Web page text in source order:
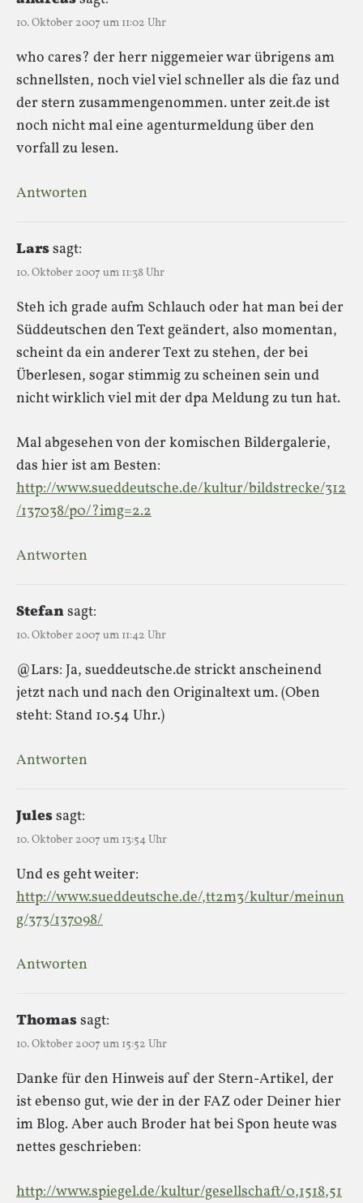
10. Oktober 2007 um 11:02 Uhr
who cares? der herr niggemeier war übrigens am
schnellsten, noch viel viel schneller als die faz und
der stern zusammengenommen. unter zeit.de ist
noch nicht mal eine agenturmeldung über den
vorfall zu lesen.
Antworten
Larssagt:
10. Oktober 2007 um 11:38 Uhr
Steh ich grade aufm Schlauch oder hat man bei der
Süddeutschen den Text geändert, also momentan,
scheint da ein anderer Text zu stehen, der bei
Überlesen, sogar stimmig zu scheinen sein und
nicht wirklich viel mit der dpa Meldung zu tun hat.
Mal abgesehen von der komischen Bildergalerie,
das hier ist am Besten:
http://www.sueddeutsche.de/kultur/bildstrecke/312
/137038/p0/?img=2.2
Antworten
Stefansagt:
10. Oktober 2007 um 11:42 Uhr
@Lars: Ja, sueddeutsche.de strickt anscheinend
jetzt nach und nach den Originaltext um. (Oben
steht: Stand 10.54 Uhr.)
Antworten
Julessagt:
10. Oktober 2007 um 13:54 Uhr
Und es geht weiter:
http://www.sueddeutsche.de/,tt2m3/kultur/meinun
g/373/137098/
Antworten
Thomassagt:
10. Oktober 2007 um 15:52 Uhr
Danke für den Hinweis auf der Stern-Artikel, der
ist ebenso gut, wie der in der FAZ oder Deiner hier
im Blog. Aber auch Broder hat bei Spon heute was
nettes geschrieben:
http://www.spiegel.de/kultur/gesellschaft/0,1518,51